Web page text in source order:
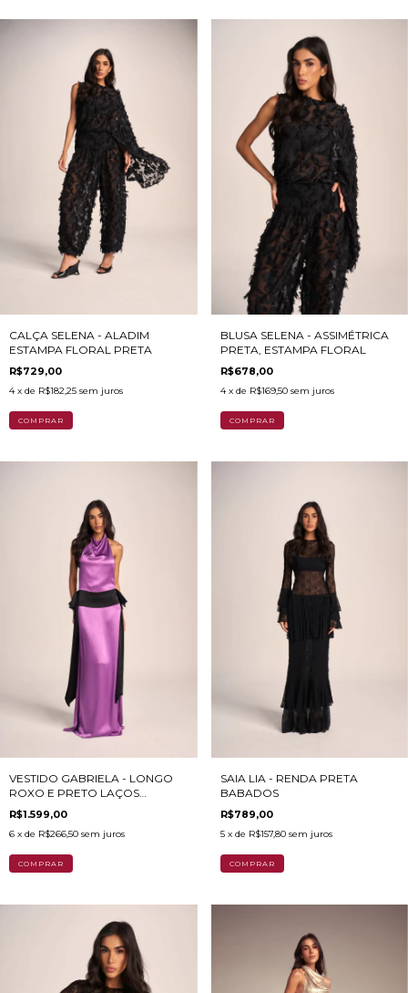
CALÇA SELENA - ALADIM
ESTAMPA FLORAL PRETA
R$729,00
4 x de R$182,25 sem juros
COMPRAR
BLUSA SELENA - ASSIMÉTRICA
PRETA, ESTAMPA FLORAL
R$678,00
4 x de R$169,50 sem juros
COMPRAR
VESTIDO GABRIELA - LONGO
ROXO E PRETO LAÇOS
LATERAIS
R$1.599,00
6 x de R$266,50 sem juros
COMPRAR
SAIA LIA - RENDA PRETA
BABADOS
R$789,00
5 x de R$157,80 sem juros
COMPRAR